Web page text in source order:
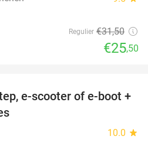
Regulier €31,50
€25,50
39%
e-scooter of e-boot +
10.0 star